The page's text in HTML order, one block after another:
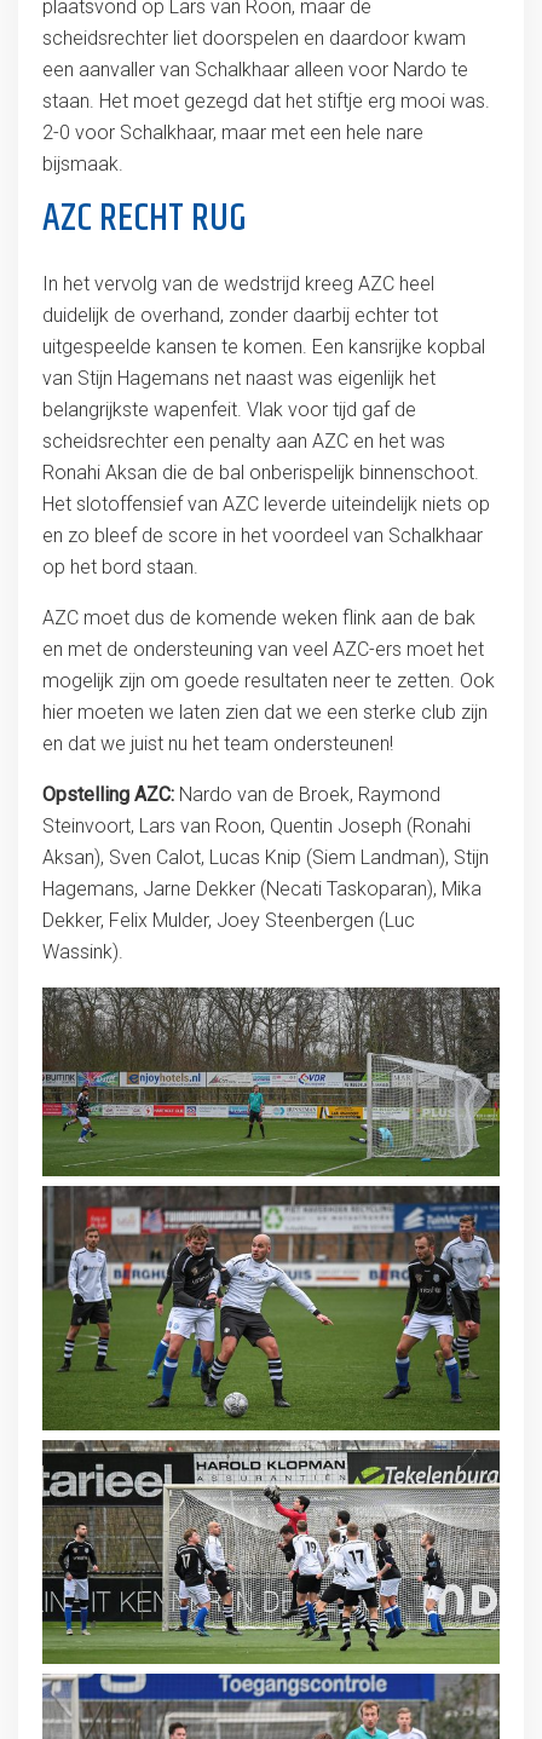
plaatsvond op Lars van Roon, maar de
scheidsrechter liet doorspelen en daardoor kwam
een aanvaller van Schalkhaar alleen voor Nardo te
staan. Het moet gezegd dat het stiftje erg mooi was.
2-0 voor Schalkhaar, maar met een hele nare
bijsmaak.
AZC RECHT RUG
In het vervolg van de wedstrijd kreeg AZC heel
duidelijk de overhand, zonder daarbij echter tot
uitgespeelde kansen te komen. Een kansrijke kopbal
van Stijn Hagemans net naast was eigenlijk het
belangrijkste wapenfeit. Vlak voor tijd gaf de
scheidsrechter een penalty aan AZC en het was
Ronahi Aksan die de bal onberispelijk binnenschoot.
Het slotoffensief van AZC leverde uiteindelijk niets op
en zo bleef de score in het voordeel van Schalkhaar
op het bord staan.
AZC moet dus de komende weken flink aan de bak
en met de ondersteuning van veel AZC-ers moet het
mogelijk zijn om goede resultaten neer te zetten. Ook
hier moeten we laten zien dat we een sterke club zijn
en dat we juist nu het team ondersteunen!
Opstelling AZC:Nardo van de Broek, Raymond
Steinvoort, Lars van Roon, Quentin Joseph (Ronahi
Aksan), Sven Calot, Lucas Knip (Siem Landman), Stijn
Hagemans, Jarne Dekker (Necati Taskoparan), Mika
Dekker, Felix Mulder, Joey Steenbergen (Luc
Wassink).